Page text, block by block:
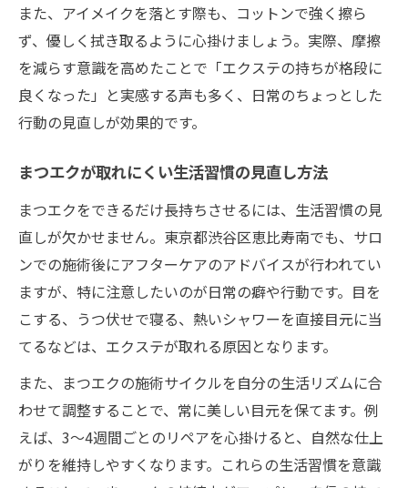
また、アイメイクを落とす際も、コットンで強く擦ら
ず、優しく拭き取るように心掛けましょう。実際、摩擦
を減らす意識を高めたことで「エクステの持ちが格段に
良くなった」と実感する声も多く、日常のちょっとした
行動の見直しが効果的です。
まつエクが取れにくい生活習慣の見直し方法
まつエクをできるだけ長持ちさせるには、生活習慣の見
直しが欠かせません。東京都渋谷区恵比寿南でも、サロ
ンでの施術後にアフターケアのアドバイスが行われてい
ますが、特に注意したいのが日常の癖や行動です。目を
こする、うつ伏せで寝る、熱いシャワーを直接目元に当
てるなどは、エクステが取れる原因となります。
また、まつエクの施術サイクルを自分の生活リズムに合
わせて調整することで、常に美しい目元を保てます。例
えば、3〜4週間ごとのリペアを心掛けると、自然な仕上
がりを維持しやすくなります。これらの生活習慣を意識